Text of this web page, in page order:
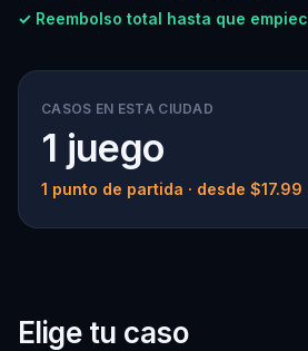
✓ Reembolso total hasta que
CASOS EN ESTA CIUDAD
1 juego
1 punto de partida · desde
Elige tu caso